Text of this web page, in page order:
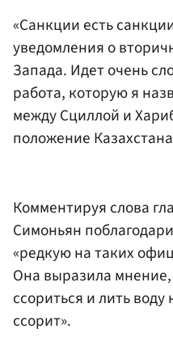
«Санкции есть
уведомления о
Запада. Идет очень
работа, которую я
между Сциллой и
положение
Комментируя слова
Симоньян
«редкую на таких
Она выразила мнение,
ссориться и лить
ссорит».